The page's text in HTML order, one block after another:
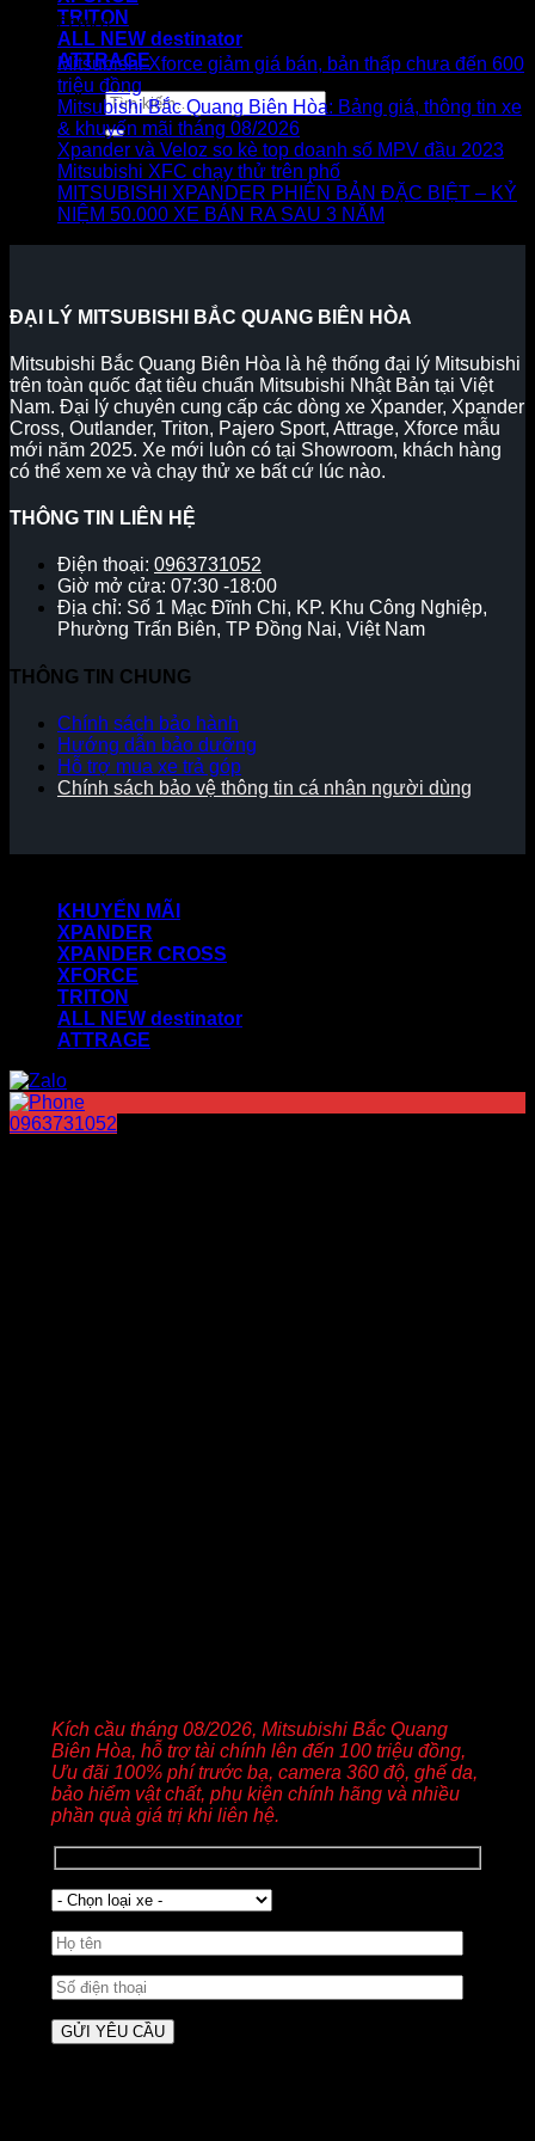
TRITON
ALL NEW destinator
ATTRAGE
Tìm
kiếm:
Bài viết mới
Mitsubishi Xforce giảm giá bán, bản thấp chưa đến 600
triệu đồng
Mitsubishi Bắc Quang Biên Hòa: Bảng giá, thông tin xe
& khuyến mãi tháng 08/2026
Xpander và Veloz so kè top doanh số MPV đầu 2023
Mitsubishi XFC chạy thử trên phố
MITSUBISHI XPANDER PHIÊN BẢN ĐẶC BIỆT – KỶ
NIỆM 50.000 XE BÁN RA SAU 3 NĂM
ĐẠI LÝ MITSUBISHI BẮC QUANG BIÊN HÒA
Mitsubishi Bắc Quang Biên Hòa là hệ thống đại lý Mitsubishi
trên toàn quốc đạt tiêu chuẩn Mitsubishi Nhật Bản tại Việt
Nam. Đại lý chuyên cung cấp các dòng xe Xpander, Xpander
Cross, Outlander, Triton, Pajero Sport, Attrage, Xforce mẫu
mới năm 2025. Xe mới luôn có tại Showroom, khách hàng
có thể xem xe và chạy thử xe bất cứ lúc nào.
THÔNG TIN LIÊN HỆ
Điện thoại: 0963731052
Giờ mở cửa: 07:30 -18:00
Địa chỉ: Số 1 Mạc Đĩnh Chi, KP. Khu Công Nghiệp,
Phường Trấn Biên, TP Đồng Nai, Việt Nam
THÔNG TIN CHUNG
Chính sách bảo hành
Hướng dẫn bảo dưỡng
Hỗ trợ mua xe trả góp
Chính sách bảo vệ thông tin cá nhân người dùng
KHUYẾN MÃI
XPANDER
XPANDER CROSS
XFORCE
TRITON
ALL NEW destinator
ATTRAGE
0963731052
Kích cầu tháng 08/2026, Mitsubishi Bắc Quang
Biên Hòa, hỗ trợ tài chính lên đến 100 triệu đồng,
Ưu đãi 100% phí trước bạ, camera 360 độ, ghế da,
bảo hiểm vật chất, phụ kiện chính hãng và nhiều
phần quà giá trị khi liên hệ.